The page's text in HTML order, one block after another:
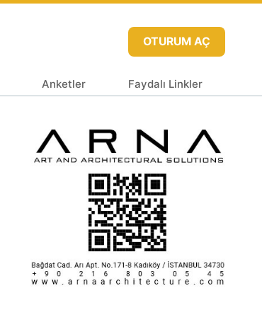
OTURUM AÇ
Anketler Faydalı Linkler